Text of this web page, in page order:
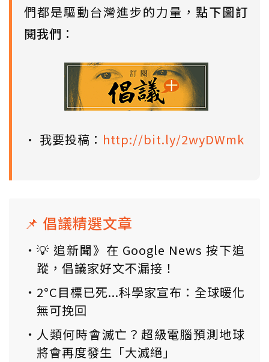
們都是驅動台灣進步的力量， 點下圖訂
閱我們 ：
• 我要投稿： http://bit.ly/2wyDWmk
📌 倡議精選文章
💡 追新聞》在 Google News 按下追
蹤，倡議家好文不漏接！
2°C目標已死...科學家宣布：全球暖化
無可挽回
人類何時會滅亡？超級電腦預測地球
將會再度發生「大滅絕」